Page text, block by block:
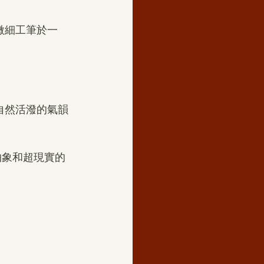
細工筆於一
然活潑的氣韻
和超現實的